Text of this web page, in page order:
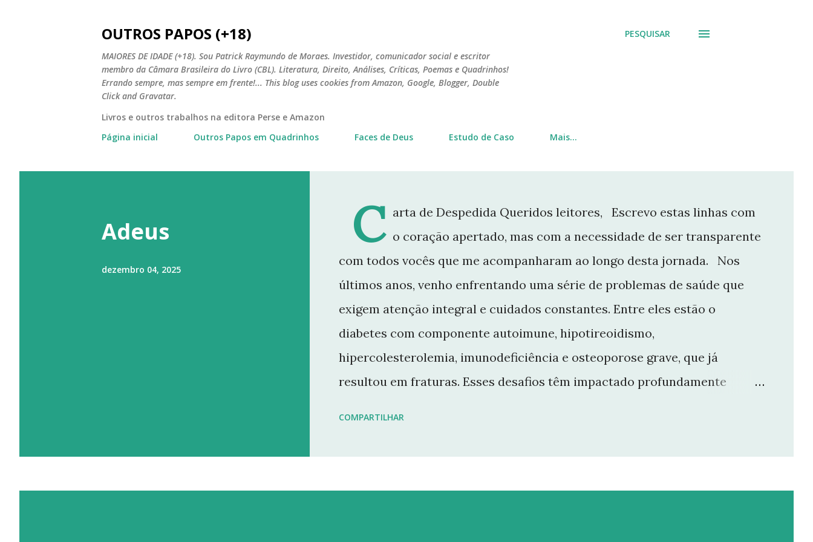
OUTROS PAPOS (+18)
MAIORES DE IDADE (+18). Sou Patrick Raymundo de Moraes. Investidor, comunicador social e escritor
membro da Câmara Brasileira do Livro (CBL). Literatura, Direito, Análises, Críticas, Poemas e Quadrinhos!
Errando sempre, mas sempre em frente!... This blog uses cookies from Amazon, Google, Blogger, Double
Click and Gravatar.
PESQUISAR
Livros e outros trabalhos na editora Perse e Amazon
Página inicial
Outros Papos em Quadrinhos Faces de Deus Estudo de Caso Mais…
Adeus
dezembro 04, 2025
C arta de Despedida Queridos leitores, Escrevo estas linhas com
o coração apertado, mas com a necessidade de ser transparente
com todos vocês que me acompanharam ao longo desta jornada. Nos
últimos anos, venho enfrentando uma série de problemas de saúde que
exigem atenção integral e cuidados constantes. Entre eles estão o
diabetes com componente autoimune, hipotireoidismo,
hipercolesterolemia, imunodeficiência e osteoporose grave, que já
resultou em fraturas. Esses desafios têm impactado profundamente
decisão de dar uma pausa no blog. Não posso garantir quando — ou se —
COMPARTILHAR